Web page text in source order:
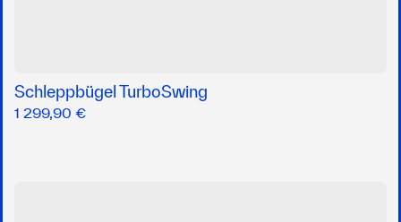
Schleppbügel TurboSwing
1 299,90 €